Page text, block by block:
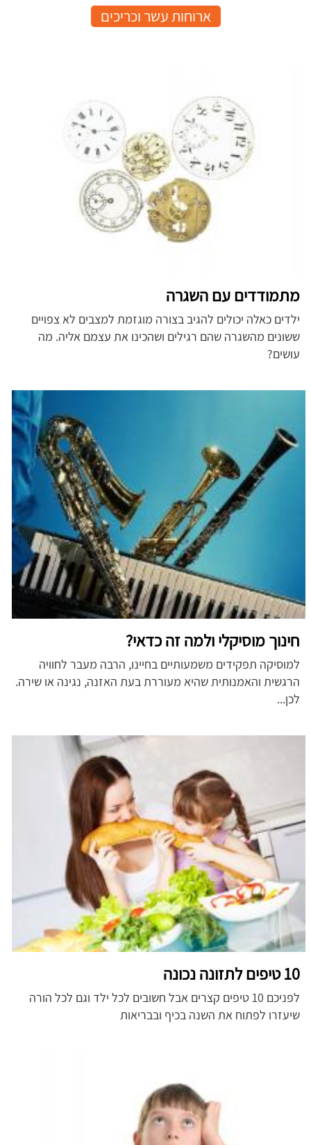
ארוחות עשר וכריכים
מתמודדים עם השגרה
ילדים כאלה יכולים להגיב בצורה מוגזמת למצבים לא צפויים
ששונים מהשגרה שהם רגילים ושהכינו את עצמם אליה. מה
עושים?
חינוך מוסיקלי ולמה זה כדאי?
למוסיקה תפקידים משמעותיים בחיינו, הרבה מעבר לחוויה
הרגשית והאמנותית שהיא מעוררת בעת האזנה, נגינה או שירה.
לכן...
10 טיפים לתזונה נכונה
לפניכם 10 טיפים קצרים אבל חשובים לכל ילד וגם לכל הורה
שיעזרו לפתוח את השנה בכיף ובבריאות